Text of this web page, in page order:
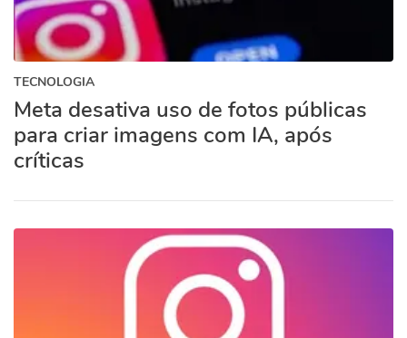
TECNOLOGIA
Meta desativa uso de fotos públicas
para criar imagens com IA, após
críticas